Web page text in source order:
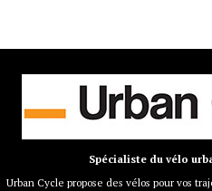
Spécialiste du vélo
Urban Cycle propose des vélos pour vos